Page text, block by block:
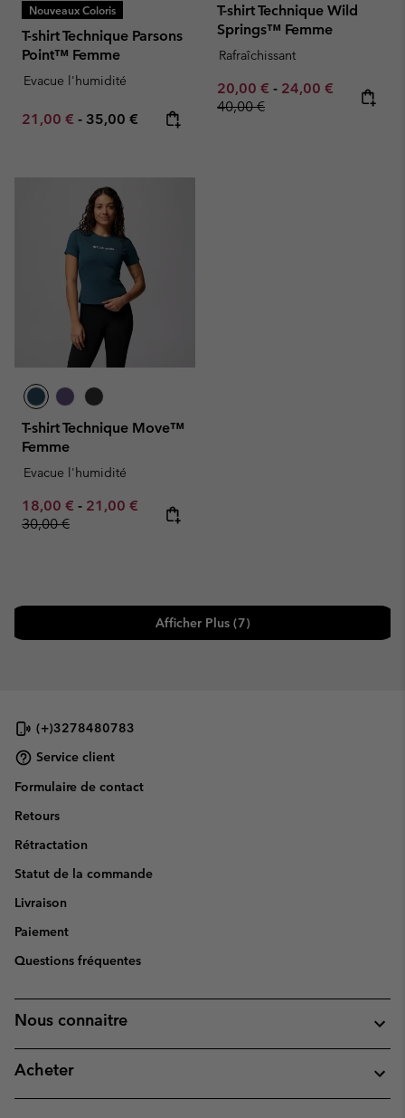
Nouveaux Coloris
T-shirt Technique Parsons
Point™ Femme
Evacue l'humidité
Minimum sale price:
21,00 € - Maximum price:
35,00 €
T-shirt Technique Wild
Springs™ Femme
Rafraîchissant
Minimum sale price:
20,00 € - Maximum sale
24,00 € Regular
40,00 €
T-shirt Technique Move™
Femme
Evacue l'humidité
Minimum sale price:
18,00 € - Maximum sale price:
21,00 € Regular price:
30,00 €
Afficher Plus (7)
(+)3278480783
Service client
Formulaire de contact
Retours
Rétractation
Statut de la commande
Livraison
Paiement
Questions fréquentes
Nous connaitre
Acheter